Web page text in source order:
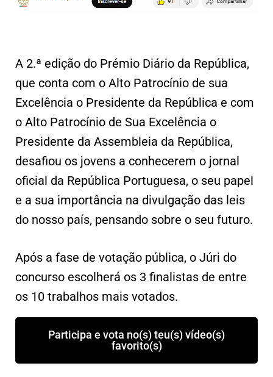
A 2.ª edição do Prémio Diário da República,
que conta com o Alto Patrocínio de sua
Excelência o Presidente da República e com
o Alto Patrocínio de Sua Excelência o
Presidente da Assembleia da República,
desafiou os jovens a conhecerem o jornal
oficial da República Portuguesa, o seu papel
e a sua importância na divulgação das leis
do nosso país, pensando sobre o seu futuro.
Após a fase de votação pública, o Júri do
concurso escolherá os 3 finalistas de entre
os 10 trabalhos mais votados.
Participa e vota no(s) teu(s) vídeo(s)
favorito(s)